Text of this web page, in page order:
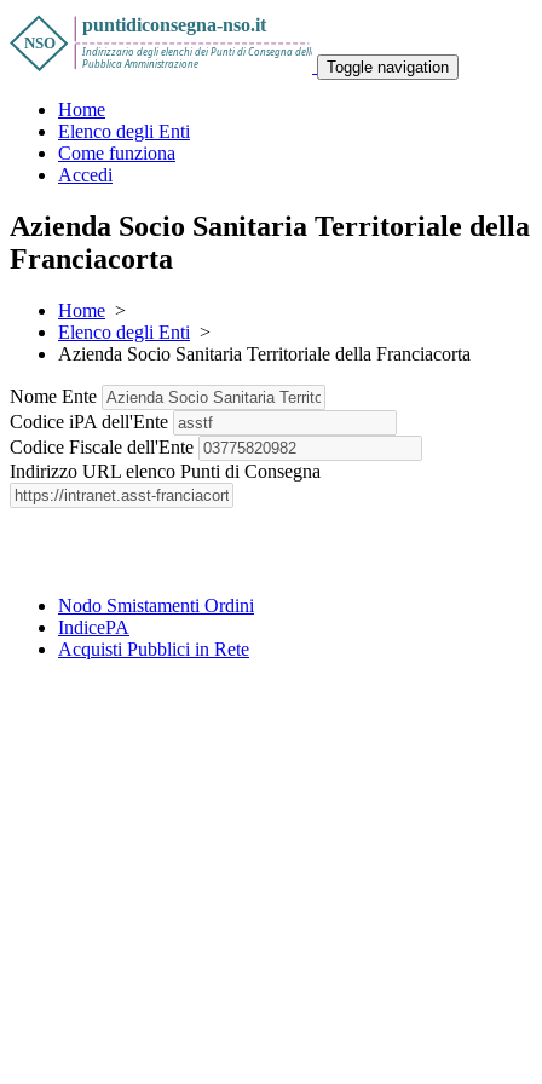
Toggle navigation
Home
Elenco degli Enti
Come funziona
Accedi
Azienda Socio Sanitaria Territoriale della
Franciacorta
Home >
Elenco degli Enti >
Azienda Socio Sanitaria Territoriale della Franciacorta
Nome Ente
Codice iPA dell'Ente
Codice Fiscale dell'Ente
Indirizzo URL elenco Punti di Consegna
Nodo Smistamenti Ordini
IndicePA
Acquisti Pubblici in Rete